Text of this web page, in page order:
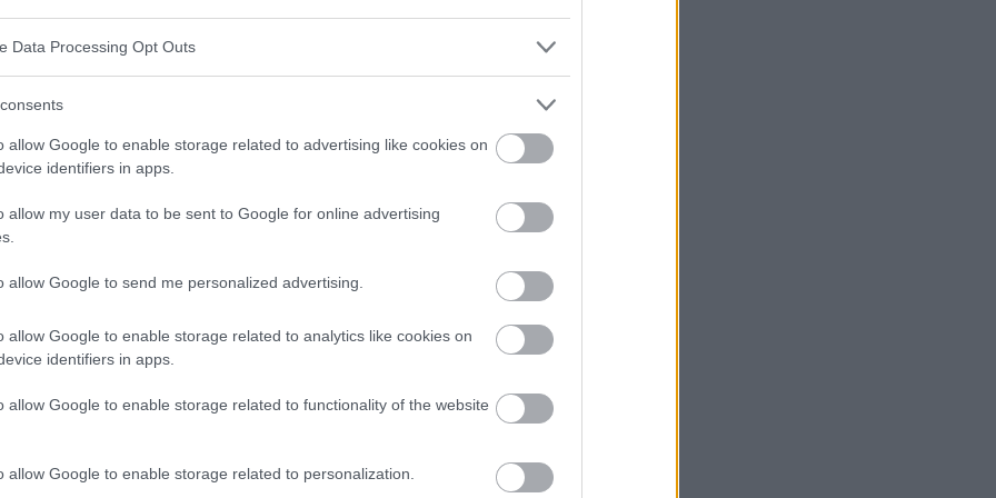
Data Processing Opt Outs
allow Google to enable storage related to advertising like cookies on
identifiers in apps.
allow my user data to be sent to Google for online advertising
allow Google to send me personalized advertising.
allow Google to enable storage related to analytics like cookies on
identifiers in apps.
allow Google to enable storage related to functionality of the website
allow Google to enable storage related to personalization.
problèmes cardiaques doit être riche en nutriments
tout en limitant ceux qui peuvent augmenter le
comme l'athérosclérose ou l'hypertension.
le sel, choisir des sources de protéines saines
sucres et en graisses trans sont des éléments
régime cardiaque
alimentaire sain pour le cœur est le choix
que l'on trouve dans les produits animaux tels que